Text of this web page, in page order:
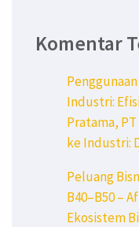
Komentar
Industri:
Pratama, PT
ke Industri:
Peluang
B40–B50 –
Ekosistem